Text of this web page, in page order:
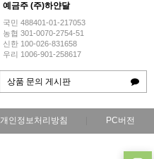
예금주 (주)하얀달
국민 488401-01-217053
농협 301-0070-2754-51
신한 100-026-831658
우리 1006-901-258617
상품 문의 게시판
개인정보처리방침 PC버전